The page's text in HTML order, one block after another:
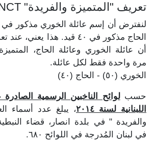
تعريف "المتميزة والفريدة" DISTINCT
الحاج مذكور في ٤٠ قيد. هذا
أن عائلة الخوري وعائلة الحاج،
مرة واحدة فقط لكل عائلة.
الخوري (٥٠) - الحاج (٤٠)
حسبلوائح الناخبين الرسمية
اللبنانية لسنة ٢٠١٤
، يبلغ عدد أسماء
والفريدة " في بلدة انصار، قضاء
في لبنان المُدرجة في اللوائح ٦٨٠.